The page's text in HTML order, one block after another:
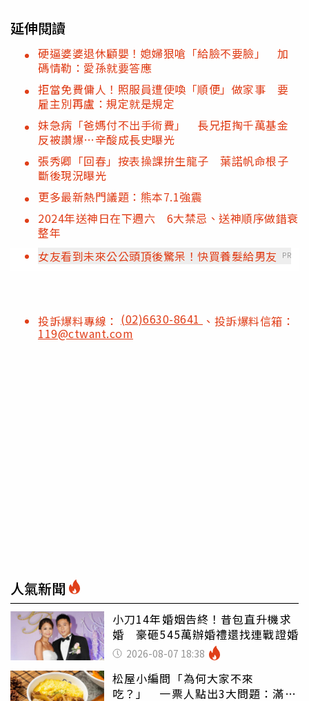
延伸閱讀
硬逼婆婆退休顧嬰！媳婦狠嗆「給臉不要臉」 加
碼情勒：愛孫就要答應
拒當免費傭人！照服員遭使喚「順便」做家事 要
雇主別再盧：規定就是規定
妹急病「爸媽付不出手術費」 長兄拒掏千萬基金
反被讚爆…辛酸成長史曝光
張秀卿「回春」按表操課拚生龍子 葉諾帆命根子
斷後現況曝光
更多最新熱門議題：熊本7.1強震
2024年送神日在下週六 6大禁忌、送神順序做錯衰
整年
女友看到未來公公頭頂後驚呆！快買養髮給男友
PR
投訴爆料專線： (02)6630-8641 、投訴爆料信箱：
119@ctwant.com
人氣新聞
小刀14年婚姻告終！昔包直升機求
婚 豪砸545萬辦婚禮還找連戰證婚
2026-08-07 18:38
松屋小編問「為何大家不來
吃？」 一票人點出3大問題：滿手